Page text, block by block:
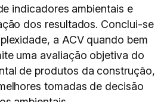
indicadores ambientais e
dos resultados. Conclui-se
a ACV quando bem
uma avaliação objetiva do
de produtos da construção,
tomadas de decisão